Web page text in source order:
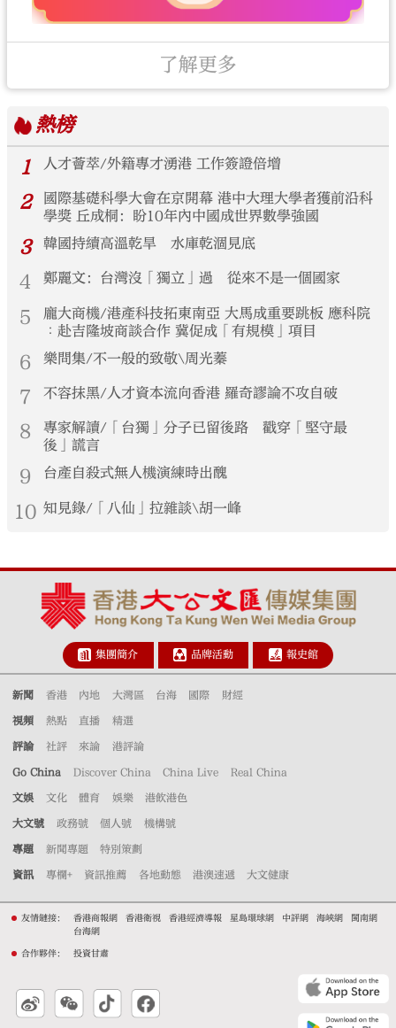
了解更多
熱榜
1
人才薈萃/外籍專才湧港 工作簽證倍增
2
國際基礎科學大會在京開幕 港中大理大學者獲前沿科
學獎 丘成桐：盼10年內中國成世界數學強國
3 韓國持續高溫乾旱 水庫乾涸見底
4 鄭麗文：台灣沒「獨立」過 從來不是一個國家
5
龐大商機/港產科技拓東南亞 大馬成重要跳板 應科院
︰赴吉隆坡商談合作 冀促成「有規模」項目
6 樂問集/不一般的致敬\周光蓁
7 不容抹黑/人才資本流向香港 羅奇謬論不攻自破
8
專家解讀/「台獨」分子已留後路 戳穿「堅守最
後」謊言
9 台產自殺式無人機演練時出醜
10 知見錄/「八仙」拉雜談\胡一峰
集團簡介 品牌活動 報史館
新聞 香港 內地 大灣區 台海 國際 財經
視頻 熱點 直播 精選
評論 社評 來論 港評論
Go China Discover China China Live Real China
文娛 文化 體育 娛樂 港飲港色
大文號 政務號 個人號 機構號
專題 新聞專題 特別策劃
資訊 專欄+ 資訊推薦 各地動態 港澳速遞 大文健康
友情鏈接： 香港商報網 香港衛視 香港經濟導報 星島環球網 中評網 海峽網
閩南網
台海網
合作夥伴： 投資甘肅